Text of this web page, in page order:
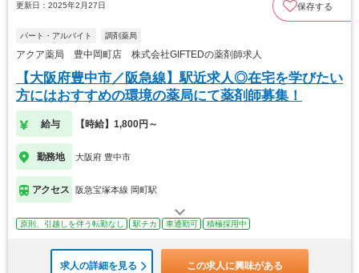
更新日：2025年2月27日 保存する
パート・アルバイト 調剤薬局
アクア薬局 豊中岡町店 株式会社GIFTEDの薬剤師求人
【大阪府豊中市／阪急線】駅近求人◎在宅を学びたい
方にはおすすめの環境の薬局にて薬剤師募集！
給与 【時給】1,800円～
勤務地 大阪府 豊中市
アクセス 阪急宝塚本線 岡町駅
原則、引越しを伴う転勤なし 駅チカ 車通勤可 積極採用中
求人の詳細を見る この求人に興味がある